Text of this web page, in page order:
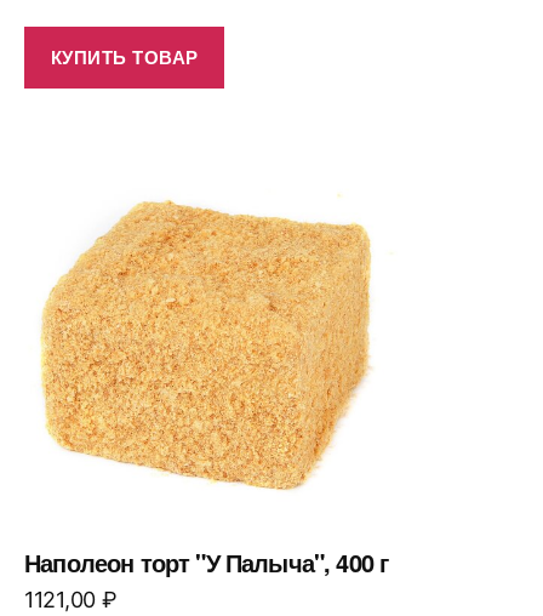
КУПИТЬ ТОВАР
Наполеон торт "У Палыча", 400 г
1121,00 ₽